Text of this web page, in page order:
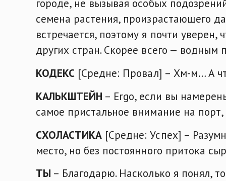
городе, не вызывая особых
семена растения, произрастающего
встречается, поэтому я почти
других стран. Скорее всего — водным
КОДЕКС [Средне: Провал] – Хм-м… А
КАЛЬКШТЕЙН – Ergo, если вы
самое пристальное внимание на
СХОЛАСТИКА [Средне: Успех] –
место, но без постоянного притока
ТЫ – Благодарю. Насколько я понял,